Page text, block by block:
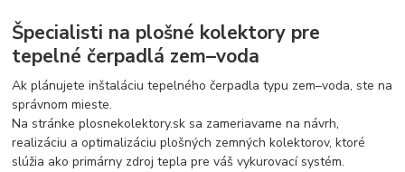
Špecialisti na plošné kolektory pre
tepelné čerpadlá zem–voda
Ak plánujete inštaláciu tepelného čerpadla typu zem–voda, ste na
správnom mieste.
Na stránke plosnekolektory.sk sa zameriavame na návrh,
realizáciu a optimalizáciu plošných zemných kolektorov, ktoré
slúžia ako primárny zdroj tepla pre váš vykurovací systém.